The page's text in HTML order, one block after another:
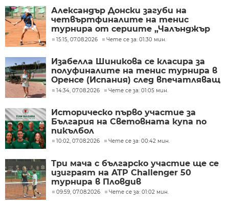
Александър Донски загуби на
четвъртфиналите на тенис
турнира от сериите „Чалънджър
75“ в Гроджиск Мазовецки (Полша)
15:15, 07.08.2026 Чете се за: 01:30 мин.
Изабелла Шиникова се класира за
полуфиналите на тенис турнира в
Оренсе (Испания) след впечатляващ
обрат
14:34, 07.08.2026 Чете се за: 01:05 мин.
Историческо първо участие за
България на Световната купа по
пикълбол
10:02, 07.08.2026 Чете се за: 00:42 мин.
Три мача с българско участие ще се
изиграят на ATP Challenger 50
турнира в Пловдив
09:59, 07.08.2026 Чете се за: 01:02 мин.